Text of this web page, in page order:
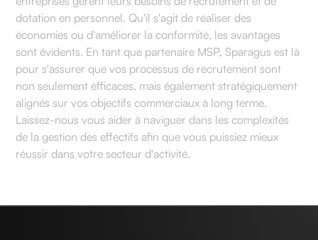
dotation en personnel. Qu'il s'agit de réaliser des
économies ou d'améliorer la conformité, les avantages
sont évidents. En tant que partenaire MSP, Sparagus est là
pour s'assurer que vos processus de recrutement sont
non seulement efficaces, mais également stratégiquement
alignés sur vos objectifs commerciaux à long terme.
Laissez-nous vous aider à naviguer dans les complexités
de la gestion des effectifs afin que vous puissiez mieux
réussir dans votre secteur d'activité.